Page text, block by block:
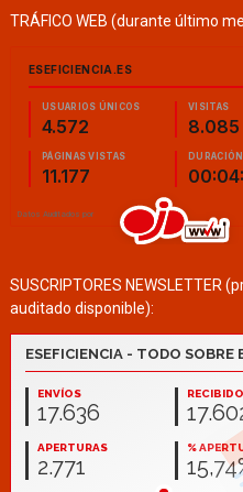
TRÁFICO WEB (durante último
SUSCRIPTORES NEWSLETTER
auditado disponible):